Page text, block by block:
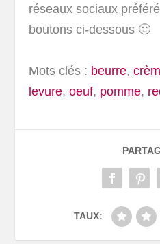
réseaux sociaux
boutons ci-dessous 🙂
Mots clés : beurre,
levure,oeuf, pomme,
TAUX: